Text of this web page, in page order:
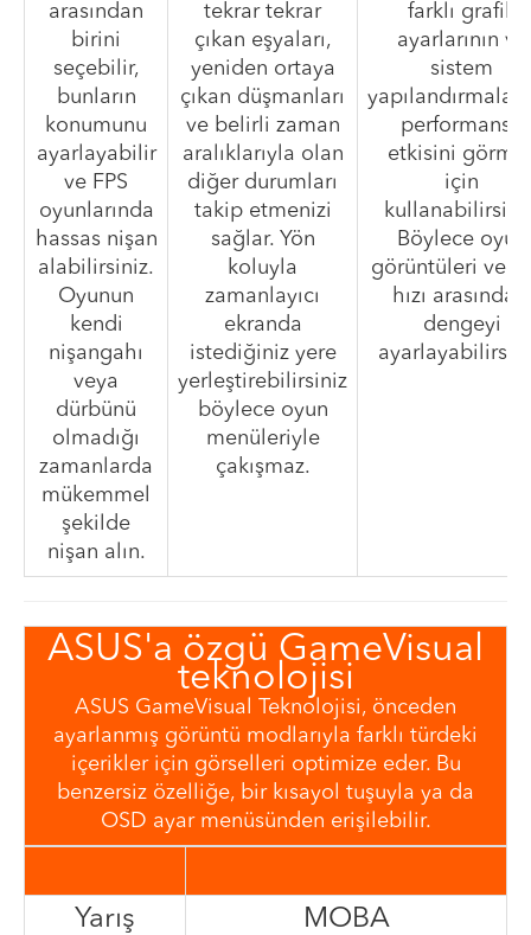
arasından
birini
seçebilir,
bunların
konumunu
ayarlayabilir
ve FPS
oyunlarında
hassas nişan
alabilirsiniz.
Oyunun
kendi
nişangahı
veya
dürbünü
olmadığı
zamanlarda
mükemmel
şekilde
nişan alın.
tekrar tekrar
çıkan eşyaları,
yeniden ortaya
çıkan düşmanları
ve belirli zaman
aralıklarıyla olan
diğer durumları
takip etmenizi
sağlar. Yön
koluyla
zamanlayıcı
ekranda
istediğiniz yere
yerleştirebilirsiniz
böylece oyun
menüleriyle
çakışmaz.
farklı grafik
ayarlarının ve
sistem
performansa
etkisini
için
Böylece oyun
görüntüleri ve
hızı arasındaki
dengeyi
ASUS'a özgü GameVisual
teknolojisi
ASUS GameVisual Teknolojisi, önceden
ayarlanmış görüntü modlarıyla farklı türdeki
içerikler için görselleri optimize eder. Bu
benzersiz özelliğe, bir kısayol tuşuyla ya da
OSD ayar menüsünden erişilebilir.
Yarış MOBA